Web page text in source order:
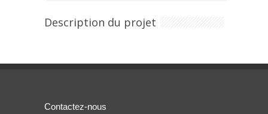
Description du projet
Contactez-nous